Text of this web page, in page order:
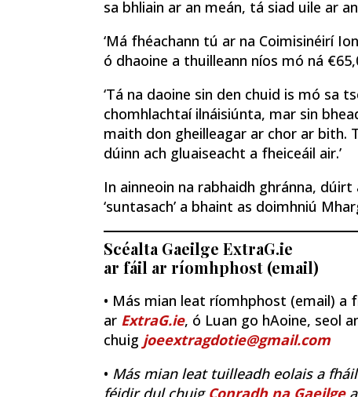
sa bhliain ar an meán, tá siad uile ar
‘Má fhéachann tú ar na Coimisinéirí
ó dhaoine a thuilleann níos mó ná
‘Tá na daoine sin den chuid is mó sa
chomhlachtaí ilnáisiúnta, mar sin
maith don gheilleagar ar chor ar bith.
dúinn ach gluaiseacht a fheiceáil air.’
In ainneoin na rabhaidh ghránna,
‘suntasach’ a bhaint as doimhniú
Scéalta Gaeilge ExtraG.ie
ar fáil ar ríomhphost (email)
• Más mian leat ríomhphost (email) a
ar ExtraG.ie, ó Luan go hAoine, seol
chuig joeextragdotie@gmail.com
• Más mian leat tuilleadh eolais a
féidir dul chuig Conradh na Gaeilge